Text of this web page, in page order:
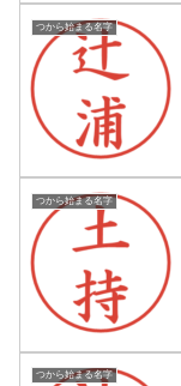
つから始まる名字
つから始まる名字
つから始まる名字